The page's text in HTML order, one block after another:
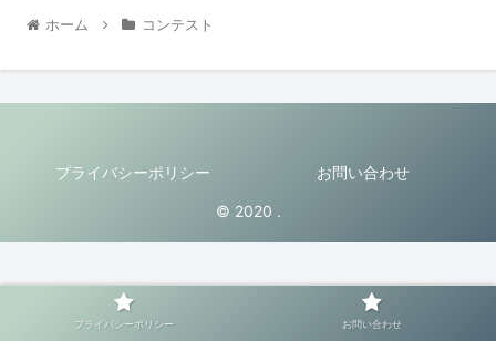
ホーム コンテスト
プライバシーポリシー お問い合わせ
© 2020 .
プライバシーポリシー お問い合わせ